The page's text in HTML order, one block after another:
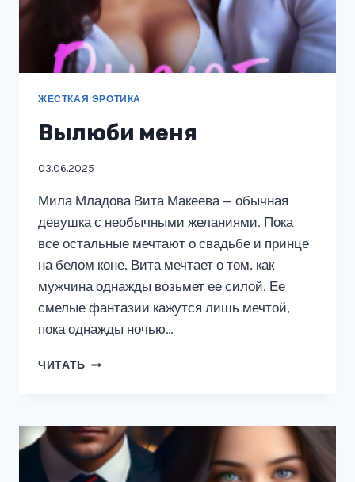
ЖЕСТКАЯ ЭРОТИКА
Вылюби меня
03.06.2025
Мила Младова Вита Макеева — обычная
девушка с необычными желаниями. Пока
все остальные мечтают о свадьбе и принце
на белом коне, Вита мечтает о том, как
мужчина однажды возьмет ее силой. Ее
смелые фантазии кажутся лишь мечтой,
пока однажды ночью…
ЧИТАТЬ ВЫЛЮБИ